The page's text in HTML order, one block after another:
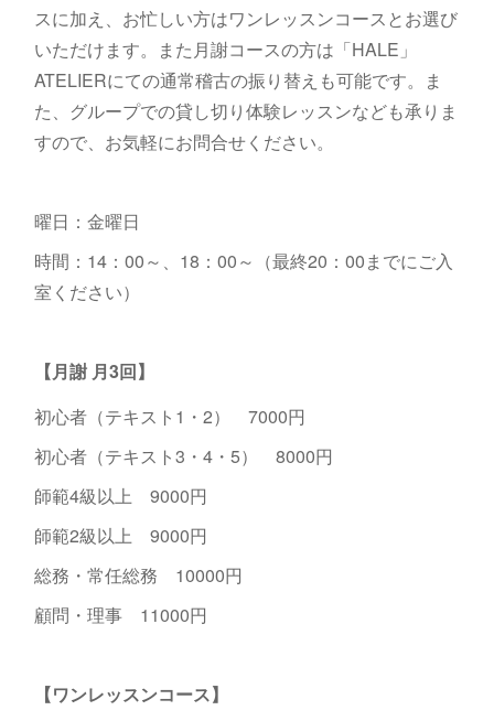
スに加え、お忙しい方はワンレッスンコースとお選び
いただけます。また月謝コースの方は「HALE」
ATELIERにての通常稽古の振り替えも可能です。ま
た、グループでの貸し切り体験レッスンなども承りま
すので、お気軽にお問合せください。
曜日：金曜日
時間：14：00～、18：00～（最終20：00までにご入
室ください）
【月謝 月3回】
初心者（テキスト1・2） 7000円
初心者（テキスト3・4・5） 8000円
師範4級以上 9000円
師範2級以上 9000円
総務・常任総務 10000円
顧問・理事 11000円
【ワンレッスンコース】